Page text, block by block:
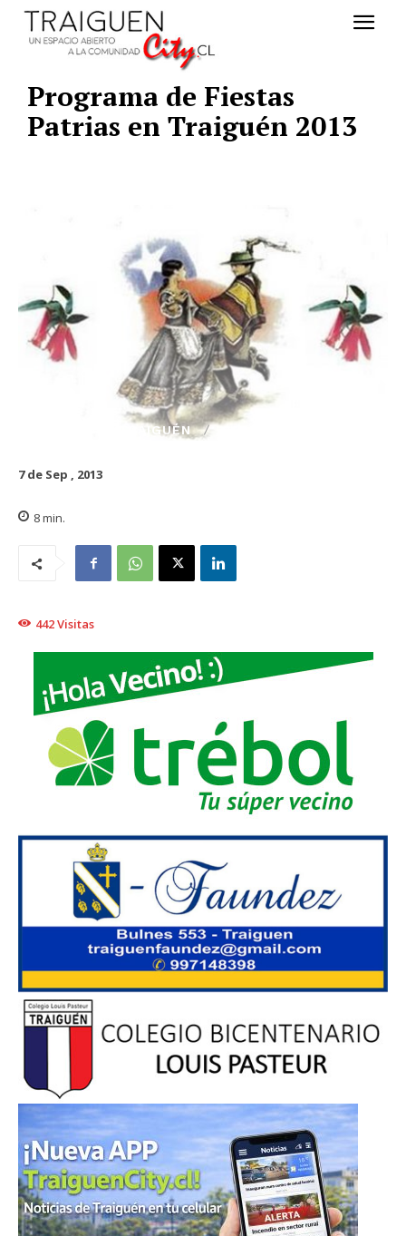
Programa de Fiestas
Patrias en Traiguén 2013
TRAIGUÉN
7 de Sep , 2013
8min.
442Visitas